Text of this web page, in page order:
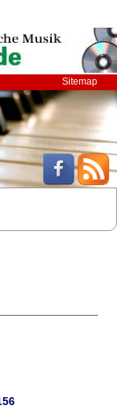
Sitemap